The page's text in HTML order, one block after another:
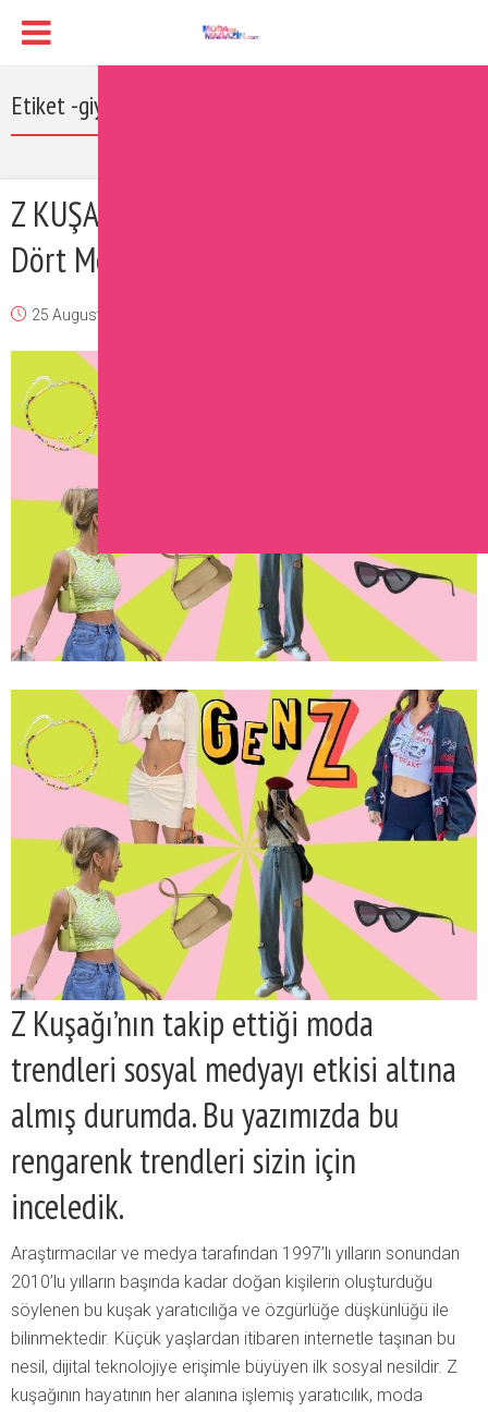
Etiket -giyim
Z KUŞAĞI’NIN FAVORİLERİ: Rengarenk
Dört Moda Trendi
25 August 2021
Z Kuşağı’nın takip ettiği moda
trendleri sosyal medyayı etkisi altına
almış durumda. Bu yazımızda bu
rengarenk trendleri sizin için
inceledik.
Araştırmacılar ve medya tarafından 1997’lı yılların sonundan
2010’lu yılların başında kadar doğan kişilerin oluşturduğu
söylenen bu kuşak yaratıcılığa ve özgürlüğe düşkünlüğü ile
bilinmektedir. Küçük yaşlardan itibaren internetle taşınan bu
nesil, dijital teknolojiye erişimle büyüyen ilk sosyal nesildir. Z
kuşağının hayatının her alanına işlemiş yaratıcılık, moda